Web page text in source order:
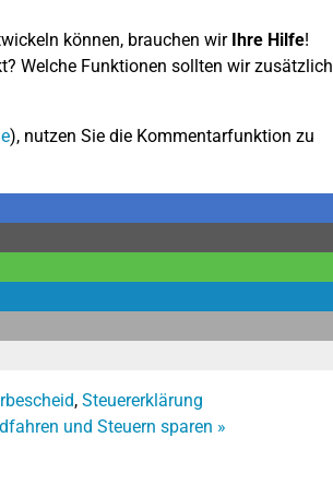
können, brauchen wirIhre Hilfe!
Welche Funktionen sollten wir zusätzlich
), nutzen Sie die Kommentarfunktion zu
, Steuererklärung
und Steuern sparen »